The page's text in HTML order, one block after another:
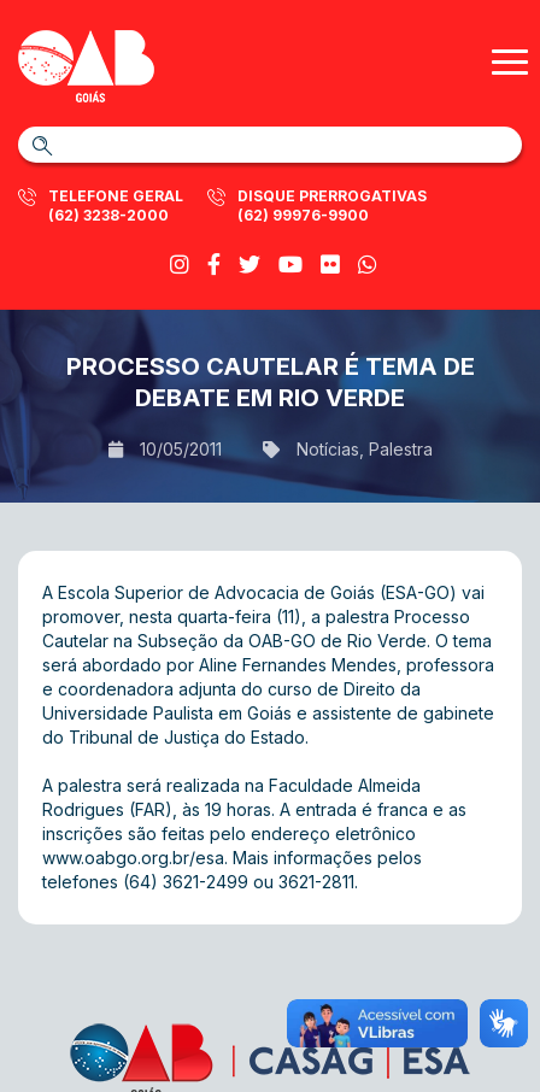
TELEFONE GERAL
(62) 3238-2000
DISQUE PRERROGATIVAS
(62) 99976-9900
PROCESSO CAUTELAR É TEMA DE
DEBATE EM RIO VERDE
10/05/2011 Notícias Palestra
A Escola Superior de Advocacia de Goiás (ESA-GO) vai
promover, nesta quarta-feira (11), a palestra Processo
Cautelar na Subseção da OAB-GO de Rio Verde. O tema
será abordado por Aline Fernandes Mendes, professora
e coordenadora adjunta do curso de Direito da
Universidade Paulista em Goiás e assistente de gabinete
do Tribunal de Justiça do Estado.
A palestra será realizada na Faculdade Almeida
Rodrigues (FAR), às 19 horas. A entrada é franca e as
inscrições são feitas pelo endereço eletrônico
www.oabgo.org.br/esa. Mais informações pelos
telefones (64) 3621-2499 ou 3621-2811.